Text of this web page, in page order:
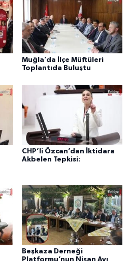
Muğla’da İlçe Müftüleri
Toplantıda Buluştu
CHP’li Özcan’dan İktidara
Akbelen Tepkisi:
Beşkaza Derneği
Platformu’nun Nisan Ayı